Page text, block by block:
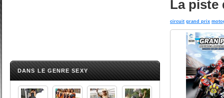
DANS LE GENRE SEXY
La piste
circuit grand prix